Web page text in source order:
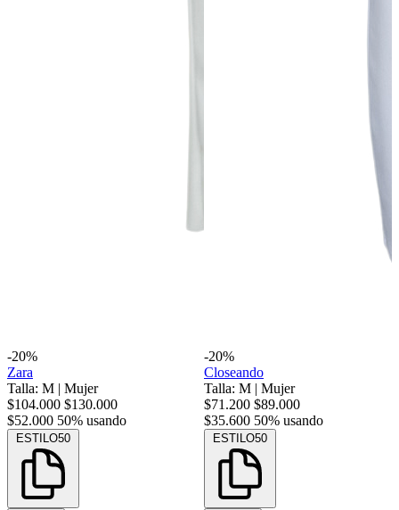
-20%
Zara
Talla: M | Mujer
$104.000 $130.000
$52.000 50% usando
ESTILO50
-20%
Closeando
Talla: M | Mujer
$71.200 $89.000
$35.600 50% usando
ESTILO50